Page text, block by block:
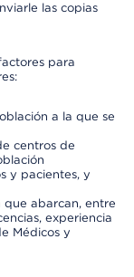
las copias
para
a la que se
centros de
y pacientes, y
abarcan, entre
experiencia
Médicos y